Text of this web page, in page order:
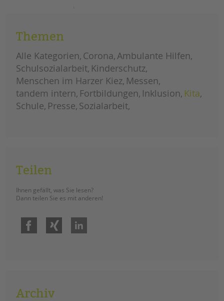
Stellenangebote
NEWS/BLOG
unkuerzbar
Briefe an Kai
Impressum
Hinweisgebersystem
vor
ort
der
kita
treptower
straße
Themen
Alle Kategorien Corona Ambulante Hilfen
Schulsozialarbeit Kinderschutz
Menschen im Harzer Kiez Messen
tandem intern Fortbildungen Inklusion Kita
Schule Presse Sozialarbeit
Teilen
Ihnen gefällt, was Sie lesen?
Dann teilen Sie es mit anderen!
Facebook Xing
Archiv